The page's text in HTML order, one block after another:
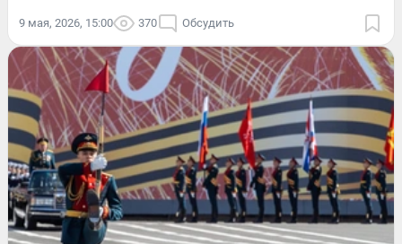
9 мая, 2026, 15:00 370 Обсудить